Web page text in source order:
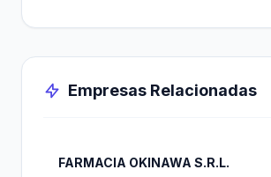
Empresas Relacionadas
FARMACIA OKINAWA S.R.L.